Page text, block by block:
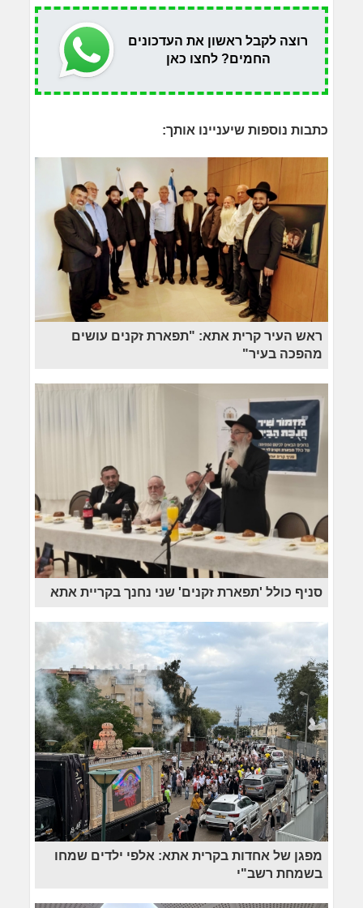
רוצה לקבל ראשון את העדכונים
החמים? לחצו כאן
כתבות נוספות שיעניינו אותך:
ראש העיר קרית אתא: "תפארת זקנים עושים
מהפכה בעיר"
סניף כולל 'תפארת זקנים' שני נחנך בקריית אתא
מפגן של אחדות בקרית אתא: אלפי ילדים שמחו
בשמחת רשב"י